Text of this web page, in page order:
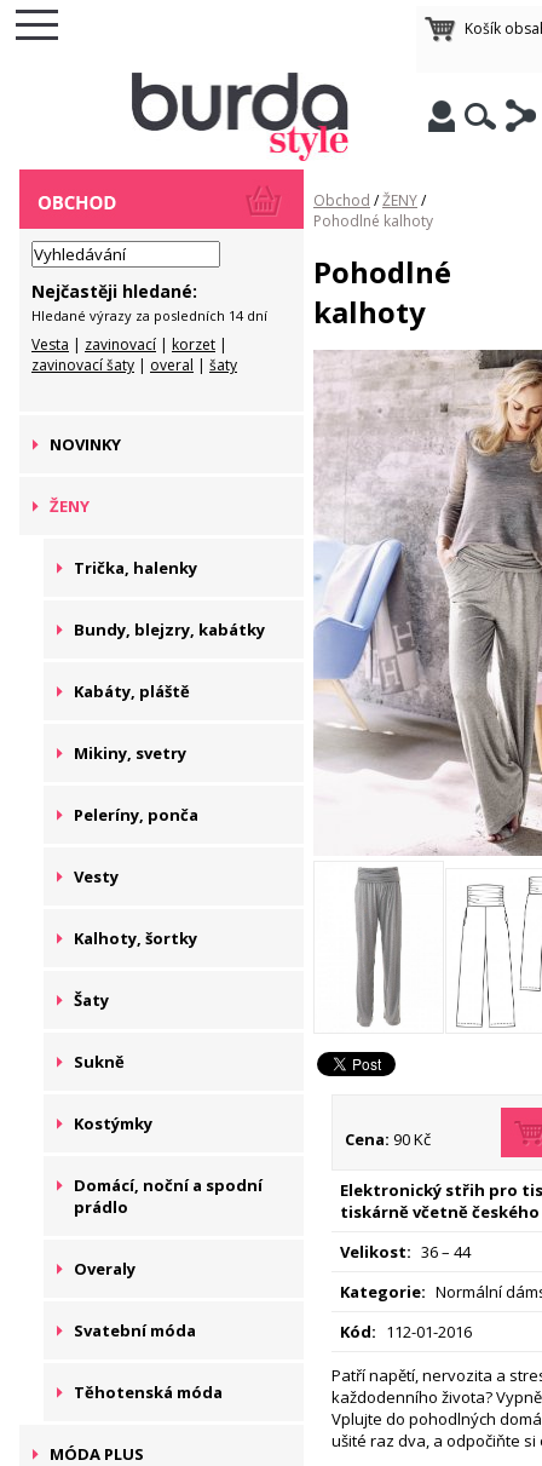
Košík
Nejčastěji hledané:
Hledané výrazy za posledních 14 dní
Vesta | zavinovací | korzet |
zavinovací šaty | overal | šaty
NOVINKY
ŽENY
Trička, halenky
Bundy, blejzry, kabátky
Kabáty, pláště
Mikiny, svetry
Peleríny, ponča
Vesty
Kalhoty, šortky
Šaty
Sukně
Kostýmky
Domácí, noční a spodní
prádlo
Overaly
Svatební móda
Těhotenská móda
MÓDA PLUS
Obchod /ŽENY/
Pohodlné kalhoty
Pohodlné
kalhoty
Cena: 90 Kč
Elektronický střih pro
tiskárně včetně českého
Velikost: 36 – 44
Kategorie: Normální
Kód: 112-01-2016
Patří napětí, nervozita a
každodenního života?
Vplujte do pohodlných
ušité raz dva, a odpočiňte